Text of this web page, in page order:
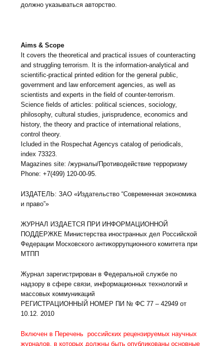
должно указываться авторство.
Aims & Scope
It covers the theoretical and practical issues of counteracting
and struggling terrorism. It is the information-analytical and
scientific-practical printed edition for the general public,
government and law enforcement agencies, as well as
scientists and experts in the field of counter-terrorism.
Science fields of articles: political sciences, sociology,
philosophy, cultural studies, jurisprudence, economics and
history, the theory and practice of international relations,
control theory.
Icluded in the Rospechat Agencys catalog of periodicals,
index 73323.
Magazines site: /журналы/Противодействие терроризму
Phone: +7(499) 120-00-95.
ИЗДАТЕЛЬ: ЗАО «Издательство “Современная экономика
и право”»
ЖУРНАЛ ИЗДАЕТСЯ ПРИ ИНФОРМАЦИОННОЙ
ПОДДЕРЖКЕ Министерства иностранных дел Российской
Федерации Московского антикоррупционного комитета при
МТПП
Журнал зарегистрирован в Федеральной службе по
надзору в сфере связи, информационных технологий и
массовых коммуникаций
РЕГИСТРАЦИОННЫЙ НОМЕР ПИ № ФС 77 – 42949 от
10.12. 2010
Включен в Перечень российских рецензируемых научных
журналов, в которых должны быть опубликованы основные